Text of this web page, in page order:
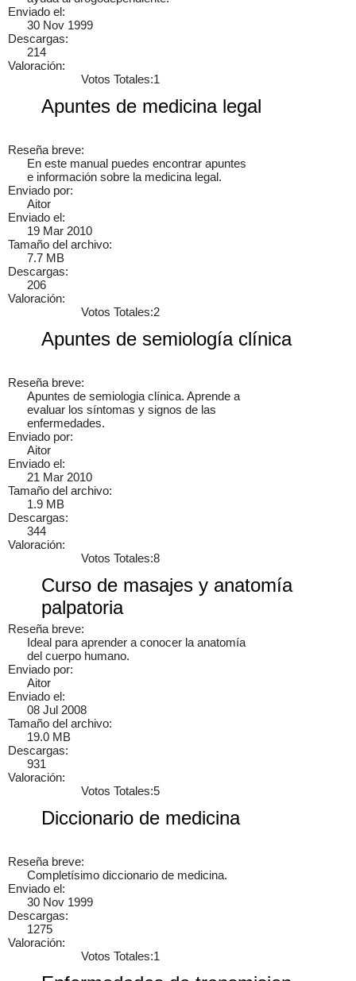
Cancelar
www.manualesdemecanica.com
Manuales de Taller y Mecánica Automotriz GRATIS
El mundo de la mecánica automotriz. Descarga manuales de
taller y de mecánica gratis y aprende a reparar tu coche o moto
solicitando ayuda en…
7 años
ebert hay una pagina también de puros manuales
mecanicosonline.online/
Enviado el:
30 Nov 1999
Descargas:
214
Valoración:
Votos Totales:1
Apuntes de medicina legal
Reseña breve:
En este manual puedes encontrar apuntes
e información sobre la medicina legal.
Enviado por:
Aitor
Enviado el:
19 Mar 2010
Tamaño del archivo:
7.7 MB
Descargas:
206
Valoración:
Votos Totales:2
Apuntes de semiología clínica
Reseña breve:
Apuntes de semiologia clínica. Aprende a
evaluar los síntomas y signos de las
enfermedades.
Enviado por:
Aitor
Enviado el:
21 Mar 2010
Tamaño del archivo:
1.9 MB
Descargas:
344
Valoración:
Votos Totales:8
Curso de masajes y anatomía
palpatoria
Reseña breve:
Ideal para aprender a conocer la anatomía
del cuerpo humano.
Enviado por:
Aitor
Enviado el:
08 Jul 2008
Tamaño del archivo:
19.0 MB
Descargas:
931
Valoración:
Votos Totales:5
Diccionario de medicina
Reseña breve:
Completísimo diccionario de medicina.
Enviado el:
30 Nov 1999
Descargas:
1275
Valoración:
Votos Totales:1